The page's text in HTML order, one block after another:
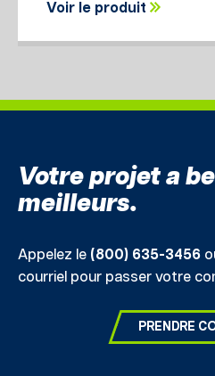
Voir le produit
Votre projet a
meilleurs.
Appelez le (800) 635-3456
courriel pour passer votre
PRENDRE